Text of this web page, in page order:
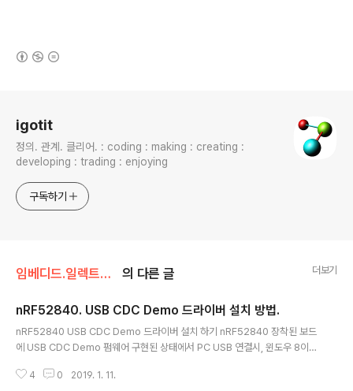
igotit
정의. 관계. 클리어. : coding : making : creating :
developing : trading : enjoying
구독하기
임베디드.일렉트로닉스/nRF52 의 다른 글 더보기
nRF52840. USB CDC Demo 드라이버 설치 방법.
nRF52840 USB CDC Demo 드라이버 설치 하기 nRF52840 장착된 보드
에 USB CDC Demo 펌웨어 구현된 상태에서 PC USB 연결시, 윈도우 8이상
수동으로 직접 설치해줘야 한다. 상기 동영상에서는 nRF5 SDK 버전 15.2.0
4 0 2019. 1. 11.